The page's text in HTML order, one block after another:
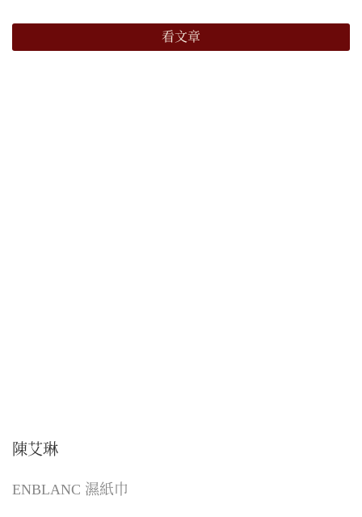
看文章
陳艾琳
ENBLANC 濕紙巾